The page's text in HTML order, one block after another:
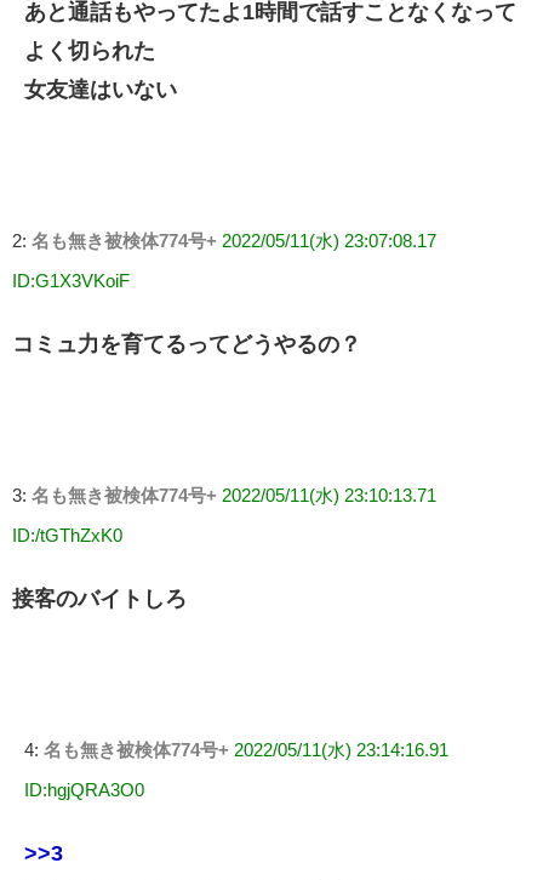
あと通話もやってたよ1時間で話すことなくなって
よく切られた
女友達はいない
2: 名も無き被検体774号+ 2022/05/11(水) 23:07:08.17
ID:G1X3VKoiF
コミュ力を育てるってどうやるの？
3: 名も無き被検体774号+ 2022/05/11(水) 23:10:13.71
ID:/tGThZxK0
接客のバイトしろ
4: 名も無き被検体774号+ 2022/05/11(水) 23:14:16.91
ID:hgjQRA3O0
>>3